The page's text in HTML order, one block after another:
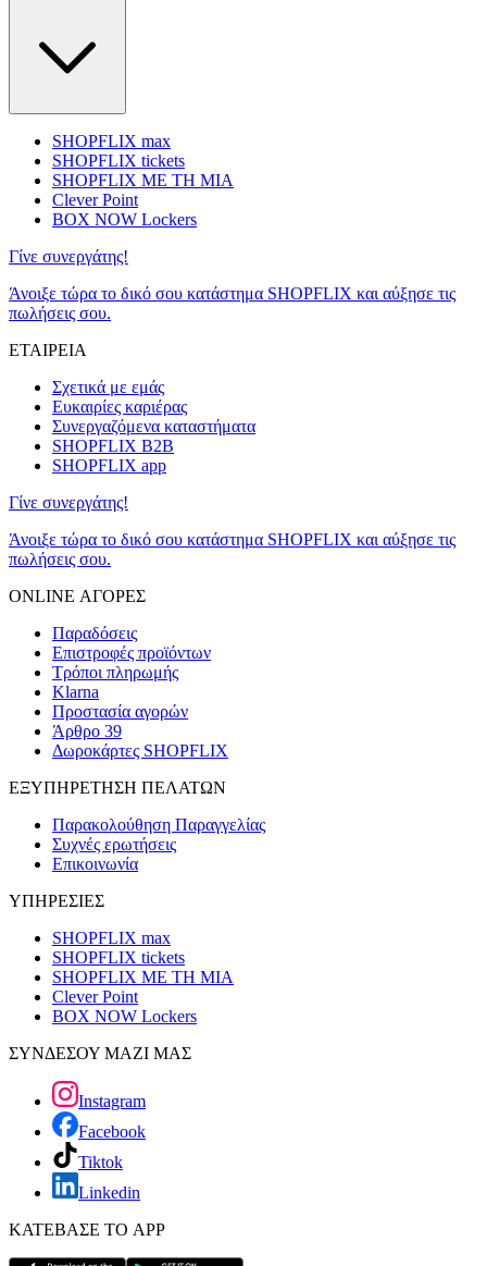
SHOPFLIX max
SHOPFLIX tickets
SHOPFLIX ΜΕ ΤΗ ΜΙΑ
Clever Point
BOX NOW Lockers
Γίνε συνεργάτης!
Άνοιξε τώρα το δικό σου κατάστημα SHOPFLIX και αύξησε τις
πωλήσεις σου.
ΕΤΑΙΡΕΙΑ
Σχετικά με εμάς
Ευκαιρίες καριέρας
Συνεργαζόμενα καταστήματα
SHOPFLIX B2B
SHOPFLIX app
Γίνε συνεργάτης!
Άνοιξε τώρα το δικό σου κατάστημα SHOPFLIX και αύξησε τις
πωλήσεις σου.
ONLINE ΑΓΟΡΕΣ
Παραδόσεις
Επιστροφές προϊόντων
Τρόποι πληρωμής
Klarna
Προστασία αγορών
Άρθρο 39
Δωροκάρτες SHOPFLIX
ΕΞΥΠΗΡΕΤΗΣΗ ΠΕΛΑΤΩΝ
Παρακολούθηση Παραγγελίας
Συχνές ερωτήσεις
Επικοινωνία
ΥΠΗΡΕΣΙΕΣ
SHOPFLIX max
SHOPFLIX tickets
SHOPFLIX ΜΕ ΤΗ ΜΙΑ
Clever Point
BOX NOW Lockers
ΣΥΝΔΕΣΟΥ ΜΑΖΙ ΜΑΣ
Instagram
Facebook
Tiktok
Linkedin
ΚΑΤΕΒΑΣΕ ΤΟ APP